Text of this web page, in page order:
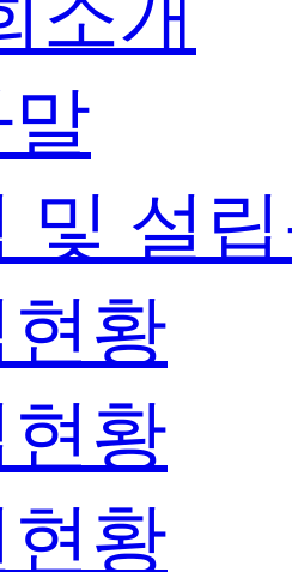
소개
및 설
황
황
황